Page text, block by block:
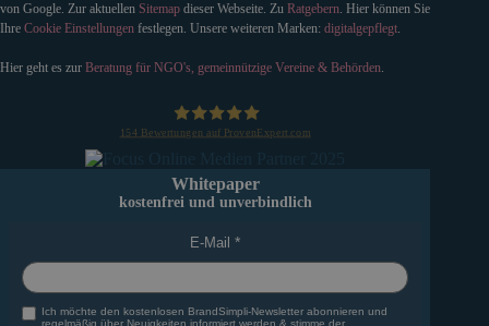
von Google. Zur aktuellen Sitemap dieser Webseite. Zu Ratgebern. Hier können Sie
Ihre Cookie Einstellungen festlegen. Unsere weiteren Marken: digitalgepflegt.
Hier geht es zur Beratung für NGO's, gemeinnützige Vereine & Behörden.
154 Bewertungen auf ProvenExpert.com
Whitepaper
kostenfrei und unverbindlich
E-Mail
Ich möchte den kostenlosen BrandSimpli-Newsletter abonnieren und
regelmäßig über Neuigkeiten informiert werden & stimme der